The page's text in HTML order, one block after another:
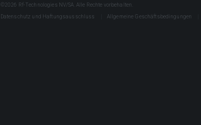
©2026 Rf-Technologies NV/SA. Alle Rechte vorbehalten.
Datenschutz und Haftungsausschluss Allgemeine Geschäftsbedingungen